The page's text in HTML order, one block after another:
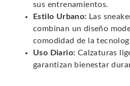
sus entrenamientos.
Estilo Urbano: Las
combinan un diseño
comodidad de la
Uso Diario: Calzaturas
garantizan bienestar